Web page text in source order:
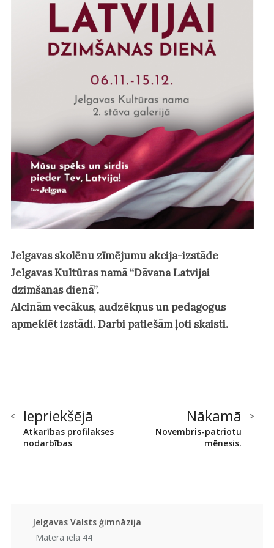
Jelgavas skolēnu zīmējumu akcija-izstāde
Jelgavas Kultūras namā “Dāvana Latvijai
dzimšanas dienā”.
Aicinām vecākus, audzēkņus un pedagogus
apmeklēt izstādi. Darbi patiešām ļoti skaisti.
Iepriekšējā
Atkarības profilakses
nodarbības
Nākamā
Novembris-patriotu
mēnesis.
Jelgavas Valsts ģimnāzija
Mātera iela 44